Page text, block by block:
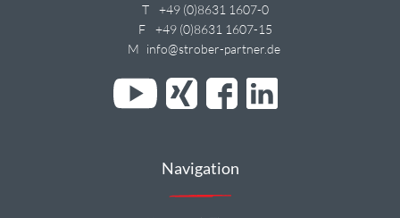
T
+49 (0)8631 1607-0
F
+49 (0)8631 1607-15
M info@strober-partner.de
Navigation